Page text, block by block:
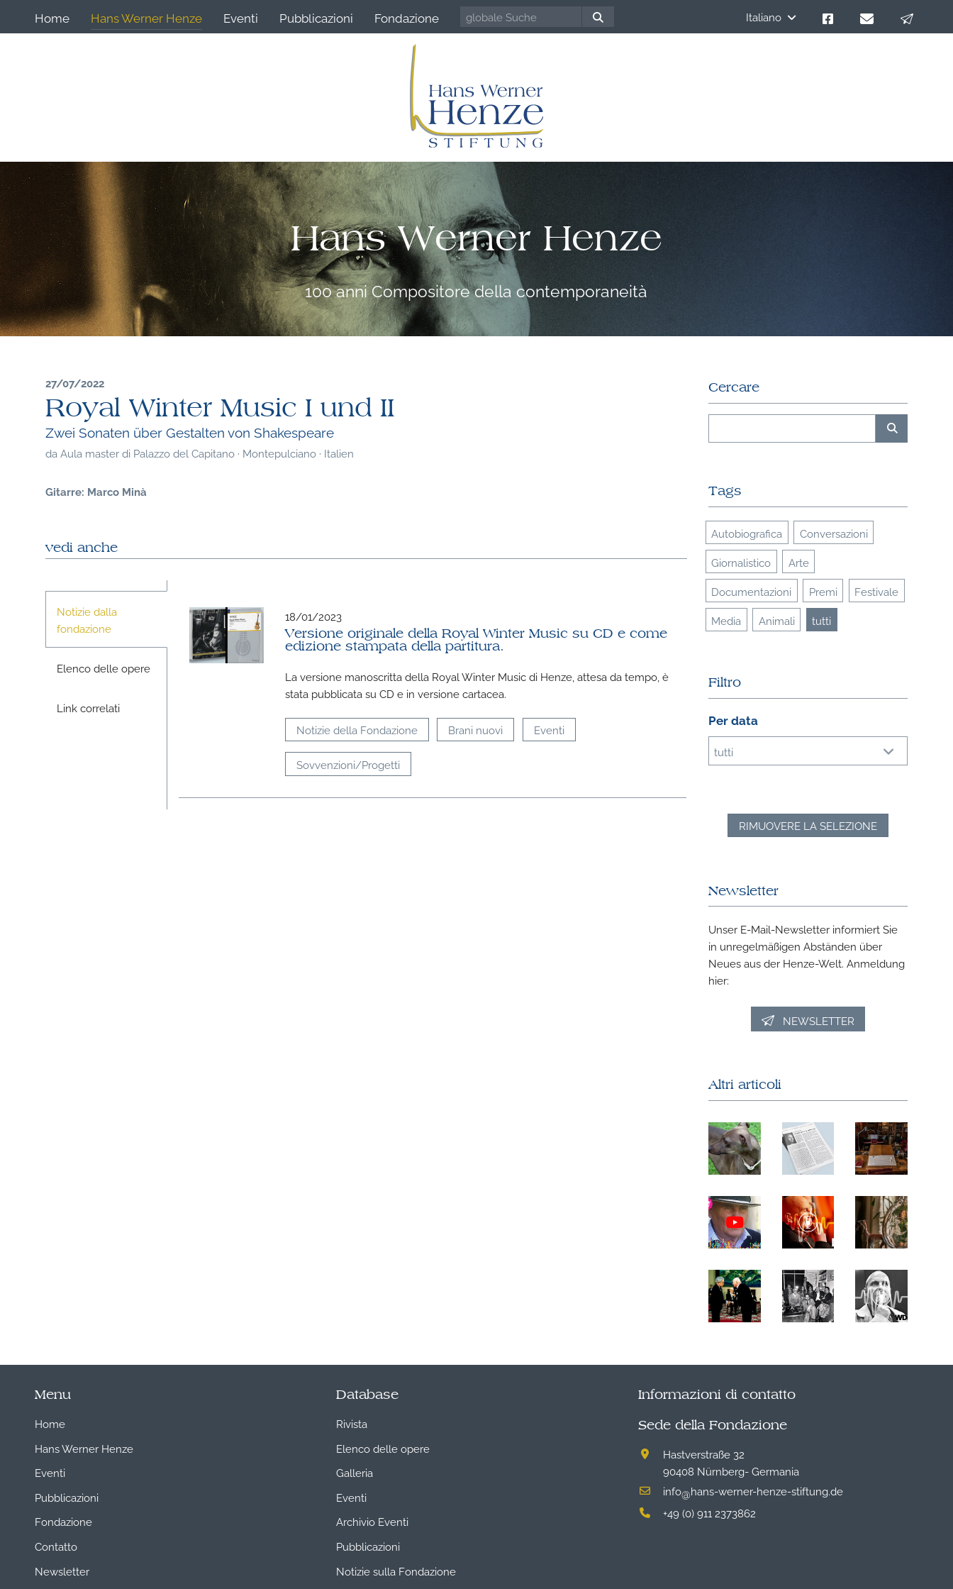
Home Hans Werner Henze Eventi Pubblicazioni Fondazione Italiano
Hans Werner Henze
100 anni Compositore della contemporaneità
27/07/2022
Royal Winter Music I und II
Zwei Sonaten über Gestalten von Shakespeare
da Aula master di Palazzo del Capitano · Montepulciano · Italien
Gitarre: Marco Minà
vedi anche
Notizie dalla
fondazione
Elenco delle opere
Link correlati
18/01/2023
Versione originale della Royal Winter Music su CD e come
edizione stampata della partitura.
La versione manoscritta della Royal Winter Music di Henze, attesa da tempo, è
stata pubblicata su CD e in versione cartacea.
Notizie della Fondazione Brani nuovi Eventi
Sovvenzioni/Progetti
Cercare
Tags
Autobiografica Conversazioni
Giornalistico Arte
Documentazioni Premi Festivale
Media Animali tutti
Filtro
Per data
tutti
RIMUOVERE LA SELEZIONE
Newsletter
Unser E-Mail-Newsletter informiert Sie
in unregelmäßigen Abständen über
Neues aus der Henze-Welt. Anmeldung
hier:
NEWSLETTER
Altri articoli
Menu
Home
Hans Werner Henze
Eventi
Pubblicazioni
Fondazione
Contatto
Newsletter
Database
Rivista
Elenco delle opere
Galleria
Eventi
Archivio Eventi
Pubblicazioni
Notizie sulla Fondazione
Informazioni di contatto
Sede della Fondazione
Hastverstraße 32
90408 Nürnberg- Germania
info@hans-werner-henze-stiftung.de
+49 (0) 911 2373862